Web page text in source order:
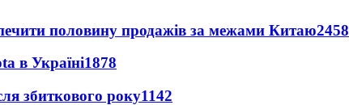
половину продажів за межами Китаю2458
в Україні1878
збиткового року1142